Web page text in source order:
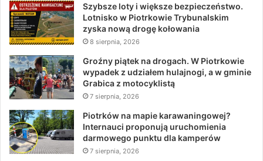
Szybsze loty i większe bezpieczeństwo.
Lotnisko w Piotrkowie Trybunalskim
zyska nową drogę kołowania
8 sierpnia, 2026
Groźny piątek na drogach. W Piotrkowie
wypadek z udziałem hulajnogi, a w gminie
Grabica z motocyklistą
7 sierpnia, 2026
Piotrków na mapie karawaningowej?
Internauci proponują uruchomienia
darmowego punktu dla kamperów
7 sierpnia, 2026